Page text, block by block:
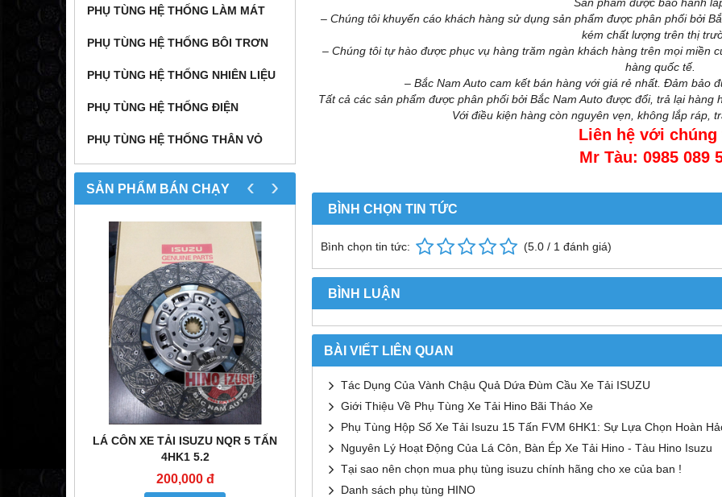
PHỤ TÙNG HỆ THỐNG LÀM MÁT
PHỤ TÙNG HỆ THỐNG BÔI TRƠN
PHỤ TÙNG HỆ THỐNG NHIÊN LIỆU
PHỤ TÙNG HỆ THỐNG ĐIỆN
PHỤ TÙNG HỆ THỐNG THÂN VỎ
SẢN PHẨM BÁN CHẠY
LÁ CÔN XE TẢI ISUZU NQR 5 TẤN
4HK1 5.2
200,000 đ
TẢI HINO 500
200,000 đ
CẦN GẠT MƯA XE TẢI HINO 500 8
‹ ›
– Chúng tôi khuyến cáo khách hàng sử dụng sản phẩm được phân phối bởi
kém chất lượng trên thị
– Chúng tôi tự hào được phục vụ hàng trăm ngàn khách hàng trên mọi miền
hàng quốc tế.
– Bắc Nam Auto cam kết bán hàng với giá rẻ nhất. Đảm bảo
Tất cả các sản phẩm được phân phối bởi Bắc Nam Auto được đổi, trả lại
Với điều kiện hàng còn nguyên vẹn, không lắp ráp,
Liên hệ với chúng
Mr Tàu: 0985 089
BÌNH CHỌN TIN TỨC
Bình chọn tin tức: (5.0 / 1 đánh giá)
BÌNH LUẬN
BÀI VIẾT LIÊN QUAN
Tác Dụng Của Vành Chậu Quả Dứa Đùm Cầu Xe Tải ISUZU
Giới Thiệu Về Phụ Tùng Xe Tải Hino Bãi Tháo Xe
Phụ Tùng Hộp Số Xe Tải Isuzu 15 Tấn FVM 6HK1: Sự Lựa Chọn Hoàn
Nguyên Lý Hoạt Động Của Lá Côn, Bàn Ép Xe Tải Hino - Tàu Hino Isuzu
Tại sao nên chọn mua phụ tùng isuzu chính hãng cho xe của ban !
Danh sách phụ tùng HINO